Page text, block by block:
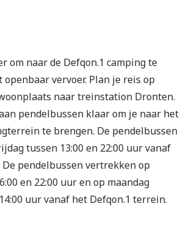
om naar de Defqon.1 camping te
vervoer. Plan je reis op
naar treinstation Dronten.
pendelbussen klaar om je naar het
te brengen. De pendelbussen
tussen 13:00 en 22:00 uur vanaf
pendelbussen vertrekken op
en 22:00 uur en op maandag
uur vanaf het Defqon.1 terrein.